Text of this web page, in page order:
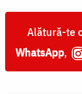
Alătură-te
WhatsApp,